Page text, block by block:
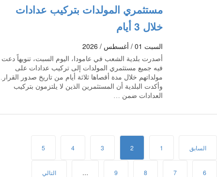
مستثمري المولدات بتركيب عدادات
خلال 3 أيام
السبت 01 / أغسطس / 2026
أصدرت بلدية الشعب في عامودا، اليوم السبت، تنويهاً دعت
فيه جميع مستثمري المولدات إلى تركيب عدادات على
مولداتهم خلال مدة أقصاها ثلاثة أيام من تاريخ صدور القرار.
وأكدت البلدية أن المستثمرين الذين لا يلتزمون بتركيب
العدادات ضمن …
السابق 1
2
3
4
5
6
7
8
9
… التالي